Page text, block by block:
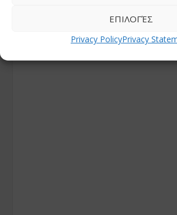
ΕΠΙΛΟΓΈΣ
Privacy PolicyPrivacy